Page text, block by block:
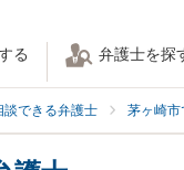
る 弁護士を探
できる弁護士 茅ヶ崎